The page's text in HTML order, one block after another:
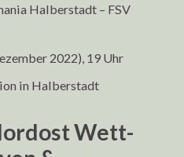
Halberstadt – FSV
2022), 19 Uhr
in Halberstadt
Wett-